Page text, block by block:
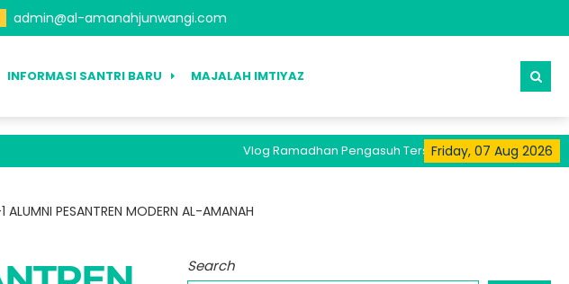
admin@al-amanahjunwangi.com
INFORMASI SANTRI BARU MAJALAH IMTIYAZ
Friday, 07 Aug 2026
Vlog Ramadhan Pengasuh Tersedia Pada Kanal Youtube
ALUMNI PESANTREN MODERN AL-AMANAH
Search